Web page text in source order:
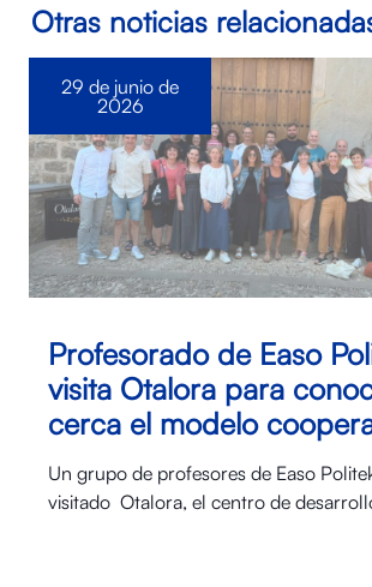
Otras noticias
Profesorado de Easo
visita Otalora para
cerca el modelo
Un grupo de profesores de Easo
visitado Otalora⁠, el centro de
29 de junio de
2026